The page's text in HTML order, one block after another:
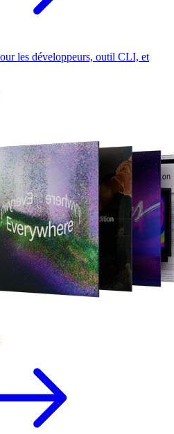
les développeurs, outil CLI, et